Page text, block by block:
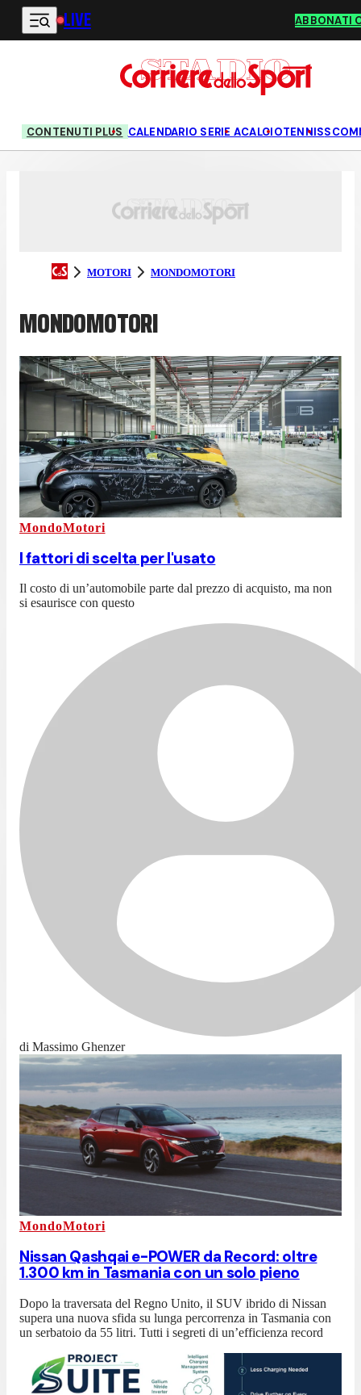
Vai al contenuto principale
LIVE ABBONATI
CONTENUTI PLUS CALENDARIO SERIE ACALCIOTENNIS
MOTORI MONDOMOTORI
MONDOMOTORI
MondoMotori
I fattori di scelta per l'usato
Il costo di un’automobile parte dal prezzo di acquisto, ma non
si esaurisce con questo
di Massimo Ghenzer
MondoMotori
Nissan Qashqai e-POWER da Record: oltre
1.300 km in Tasmania con un solo pieno
Dopo la traversata del Regno Unito, il SUV ibrido di Nissan
supera una nuova sfida su lunga percorrenza in Tasmania con
un serbatoio da 55 litri. Tutti i segreti di un’efficienza record